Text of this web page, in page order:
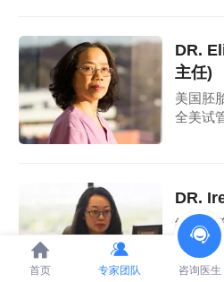
DR.
主任)
美国胚
全美试
DR.
约翰霍
早产因
首页 专家团队 咨询医生